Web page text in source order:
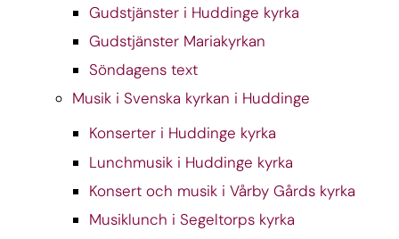
Gudstjänster i Huddinge kyrka
Gudstjänster Mariakyrkan
Söndagens text
Musik i Svenska kyrkan i Huddinge
Konserter i Huddinge kyrka
Lunchmusik i Huddinge kyrka
Konsert och musik i Vårby Gårds kyrka
Musiklunch i Segeltorps kyrka